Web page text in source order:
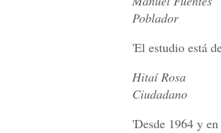
Poblador
'El estudio está
Hitaí Rosa
Ciudadano
'Desde 1964 y